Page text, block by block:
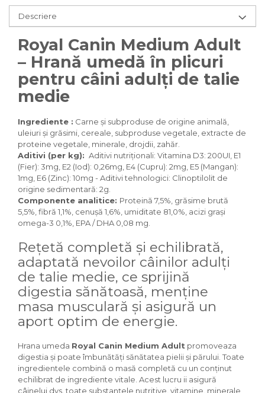
Rozatoare
Hrana Rozatoare
Reptile
Hrana reptile
Igiena reptile
Decoruri terarii
Solutii iluminat terarii
Lampi terarii
Suplimente vitamino minerale
reptile
Accesorii diverse terarii
Iazuri
Igiena Iazuri
Conditioner apa iaz
Hrana pesti iazuri
Teste apa iaz
Filtre iaz
Pompe iaz
Incalzitor Iaz
Accesorii iaz
Cai
Toaletare cai
Casti echitatie
Accesorii cai
Descriere
Royal Canin Medium Adult
– Hrană umedă în plicuri
pentru câini adulți de talie
medie
Ingrediente : Carne și subproduse de origine animală,
uleiuri și grăsimi, cereale, subproduse vegetale, extracte de
proteine vegetale, minerale, drojdii, zahăr.
Aditivi (per kg): Aditivi nutriţionali: Vitamina D3: 200UI, E1
(Fier): 3mg, E2 (Iod): 0,26mg, E4 (Cupru): 2mg, E5 (Mangan):
1mg, E6 (Zinc): 10mg - Aditivi tehnologici: Clinoptilolit de
origine sedimentară: 2g.
Componente analitice: Proteină 7,5%, grăsime brută
5,5%, fibră 1,1%, cenușă 1,6%, umiditate 81,0%, acizi grași
omega-3 0,1%, EPA / DHA 0,08 mg.
Rețetă completă și echilibrată,
adaptată nevoilor câinilor adulți
de talie medie, ce sprijină
digestia sănătoasă, menține
masa musculară și asigură un
aport optim de energie.
Hrana umeda Royal Canin Medium Adult promoveaza
digestia și poate îmbunătăți sănătatea pielii și părului. Toate
ingredientele combină o masă completă cu un conținut
echilibrat de ingrediente vitale. Acest lucru ii asigură
câinelui dvs. toate substanțele nutritive, vitamine, minerale